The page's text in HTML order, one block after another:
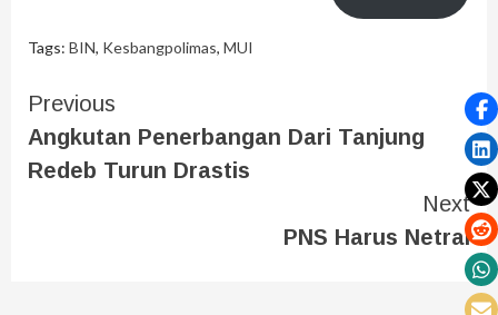
Tags: BIN, Kesbangpolimas, MUI
Previous
Angkutan Penerbangan Dari Tanjung
Redeb Turun Drastis
Next
PNS Harus Netral